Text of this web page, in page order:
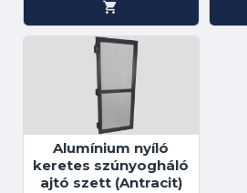
Alumínium nyíló
keretes szúnyogháló
ajtó szett (Antracit)